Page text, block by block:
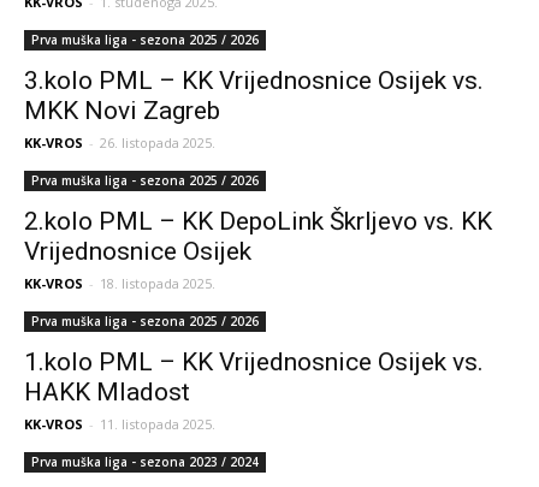
Prva muška liga - sezona 2025 / 2026
3.kolo PML – KK Vrijednosnice Osijek vs.
MKK Novi Zagreb
KK-VROS - 26. listopada 2025.
Prva muška liga - sezona 2025 / 2026
2.kolo PML – KK DepoLink Škrljevo vs. KK
Vrijednosnice Osijek
KK-VROS - 18. listopada 2025.
Prva muška liga - sezona 2025 / 2026
1.kolo PML – KK Vrijednosnice Osijek vs.
HAKK Mladost
KK-VROS - 11. listopada 2025.
Prva muška liga - sezona 2023 / 2024